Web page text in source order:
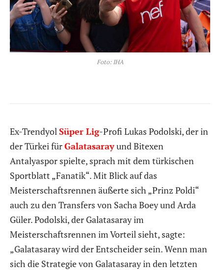
Foto: IHA
Ex-Trendyol Süper Lig-Profi Lukas Podolski, der in
der Türkei fürGalatasarayund Bitexen
Antalyaspor spielte, sprach mit dem türkischen
Sportblatt „Fanatik“. Mit Blick auf das
Meisterschaftsrennen äußerte sich „Prinz Poldi“
auch zu den Transfers von Sacha Boey und Arda
Güler. Podolski, der Galatasaray im
Meisterschaftsrennen im Vorteil sieht, sagte:
„Galatasaray wird der Entscheider sein. Wenn man
sich die Strategie von Galatasaray in den letzten